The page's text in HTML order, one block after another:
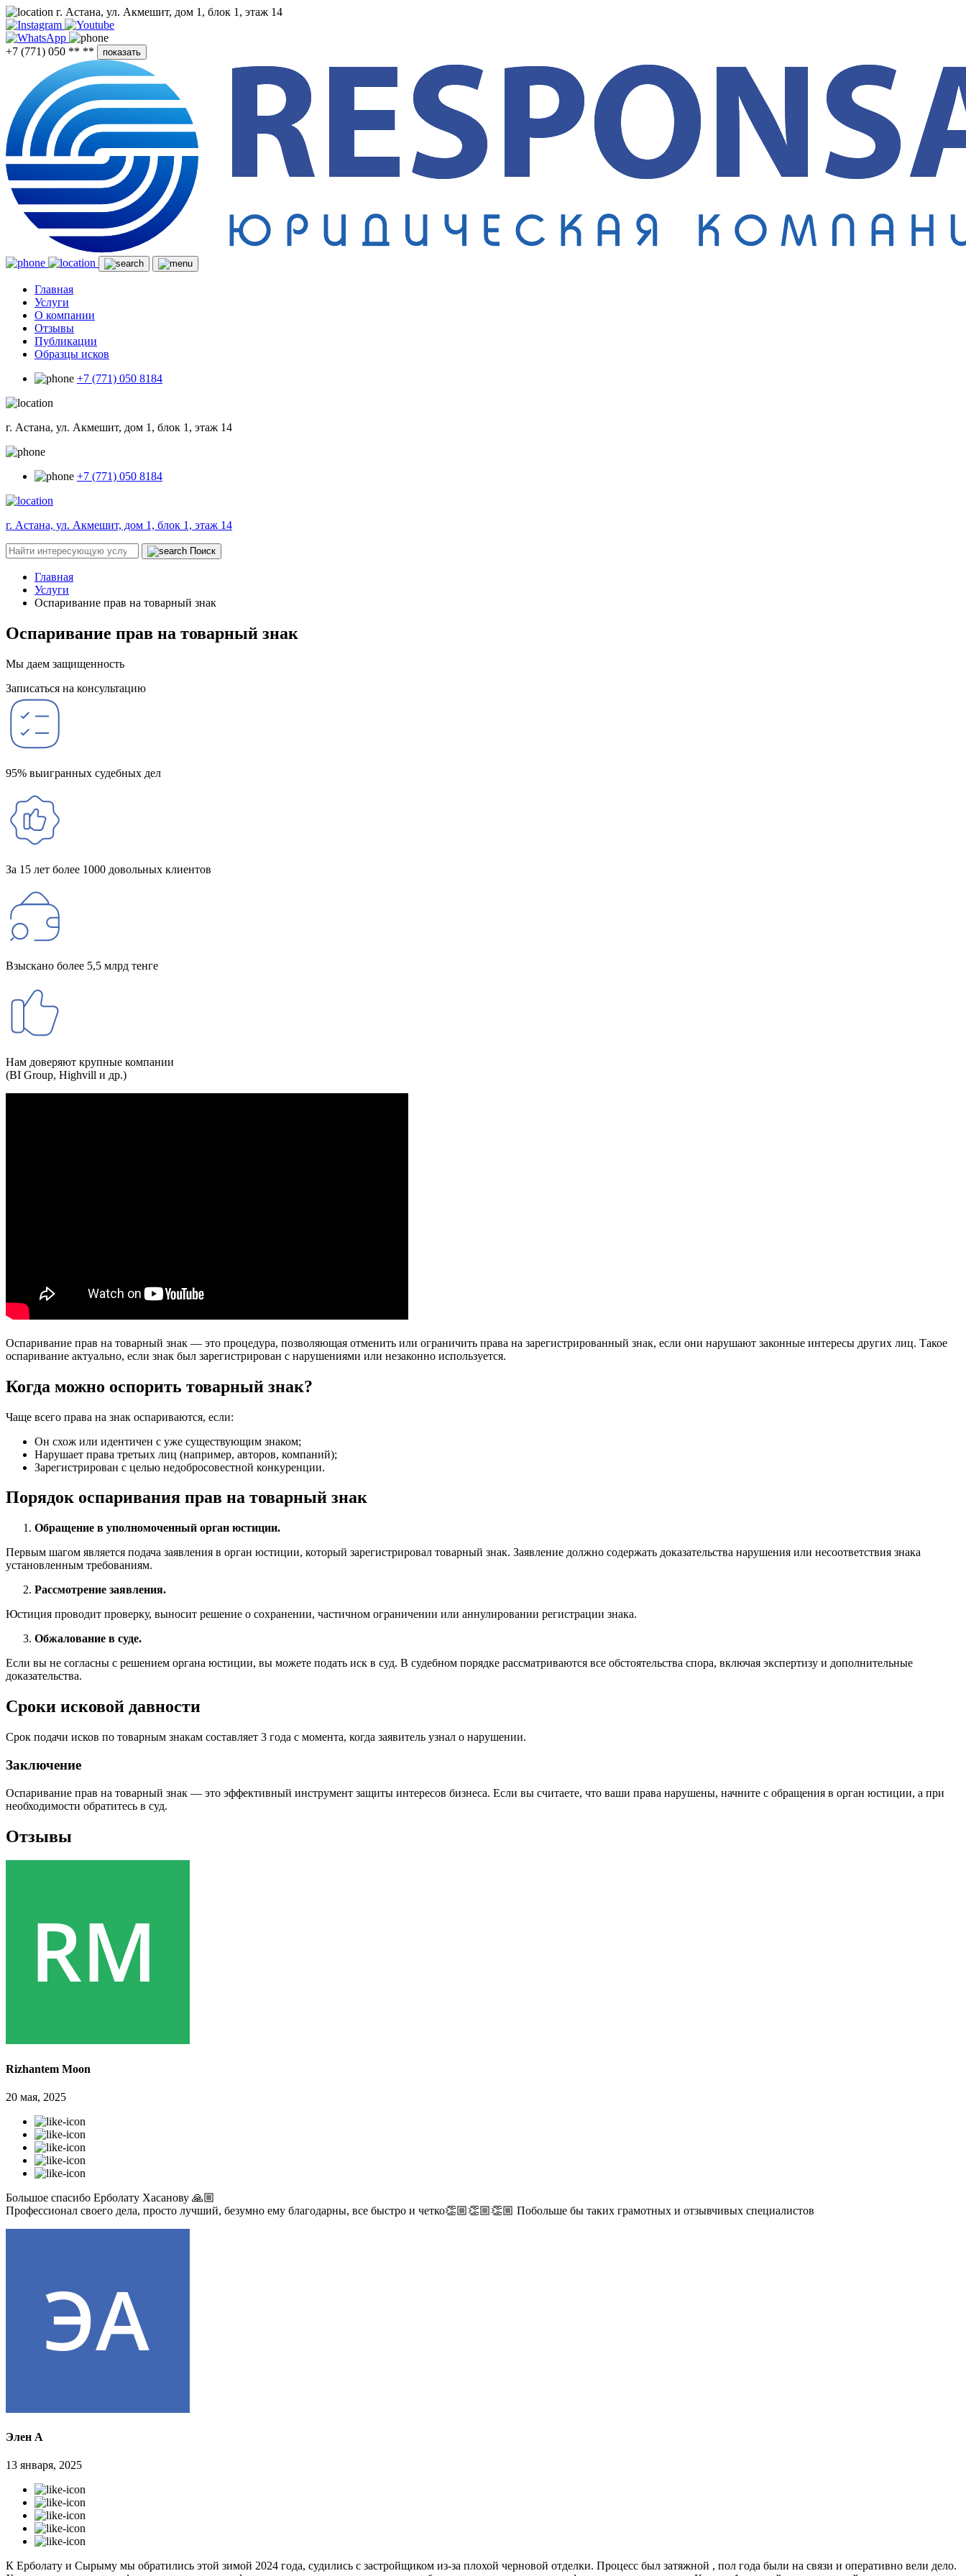
г. Астана, ул. Акмешит, дом 1, блок 1, этаж 14
+7 (771) 050 ** ** показать
Главная
Услуги
О компании
Отзывы
Публикации
Образцы исков
+7 (771) 050 8184
г. Астана, ул. Акмешит, дом 1, блок 1, этаж 14
+7 (771) 050 8184
г. Астана, ул. Акмешит, дом 1, блок 1, этаж 14
Поиск
Главная
Услуги
Оспаривание прав на товарный знак
Оспаривание прав на товарный знак
Мы даем защищенность
Записаться на консультацию
95% выигранных судебных дел
За 15 лет более 1000 довольных клиентов
Взыскано более 5,5 млрд тенге
Нам доверяют крупные компании
(BI Group, Highvill и др.)
Оспаривание прав на товарный знак — это процедура, позволяющая отменить или ограничить права на зарегистрированный знак, если они нарушают законные интересы других лиц. Такое
оспаривание актуально, если знак был зарегистрирован с нарушениями или незаконно используется.
Когда можно оспорить товарный знак?
Чаще всего права на знак оспариваются, если:
Он схож или идентичен с уже существующим знаком;
Нарушает права третьих лиц (например, авторов, компаний);
Зарегистрирован с целью недобросовестной конкуренции.
Порядок оспаривания прав на товарный знак
Обращение в уполномоченный орган юстиции.
Первым шагом является подача заявления в орган юстиции, который зарегистрировал товарный знак. Заявление должно содержать доказательства нарушения или несоответствия знака
установленным требованиям.
Рассмотрение заявления.
Юстиция проводит проверку, выносит решение о сохранении, частичном ограничении или аннулировании регистрации знака.
Обжалование в суде.
Если вы не согласны с решением органа юстиции, вы можете подать иск в суд. В судебном порядке рассматриваются все обстоятельства спора, включая экспертизу и дополнительные
доказательства.
Сроки исковой давности
Срок подачи исков по товарным знакам составляет 3 года с момента, когда заявитель узнал о нарушении.
Заключение
Оспаривание прав на товарный знак — это эффективный инструмент защиты интересов бизнеса. Если вы считаете, что ваши права нарушены, начните с обращения в орган юстиции, а при
необходимости обратитесь в суд.
Отзывы
Rizhantem Moon
20 мая, 2025
Большое спасибо Ерболату Хасанову 🙏🏼
Профессионал своего дела, просто лучший, безумно ему благодарны, все быстро и четко👏🏼👏🏼👏🏼 Побольше бы таких грамотных и отзывчивых специалистов
Элен А
13 января, 2025
К Ерболату и Сырыму мы обратились этой зимой 2024 года, судились с застройщиком из-за плохой черновой отделки. Процесс был затяжной , пол года были на связи и оперативно вели дело.